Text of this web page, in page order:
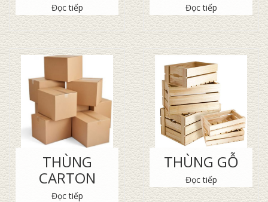
Đọc tiếp Đọc tiếp
THÙNG
CARTON
Đọc tiếp
THÙNG GỖ
Đọc tiếp